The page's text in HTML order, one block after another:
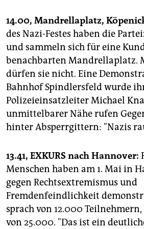
14.00, Mandrellaplatz,
des Nazi-Festes haben die
und sammeln sich für eine
benachbarten Mandrellaplatz.
dürfen sie nicht. Eine
Bahnhof Spindlersfeld wurde
Polizeieinsatzleiter Michael
unmittelbarer Nähe rufen
hinter Absperrgittern: "Nazis
13.41, EXKURS nach Hannover:
Menschen haben am 1. Mai in
gegen Rechtsextremismus und
Fremdenfeindlichkeit
sprach von 12.000
von 25.000. "Das ist ein